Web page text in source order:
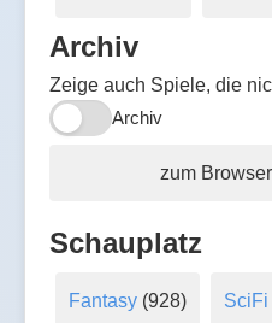
Archiv
Zeige auch Spiele, die
Archiv
zum
Schauplatz
Fantasy(928) SciFi